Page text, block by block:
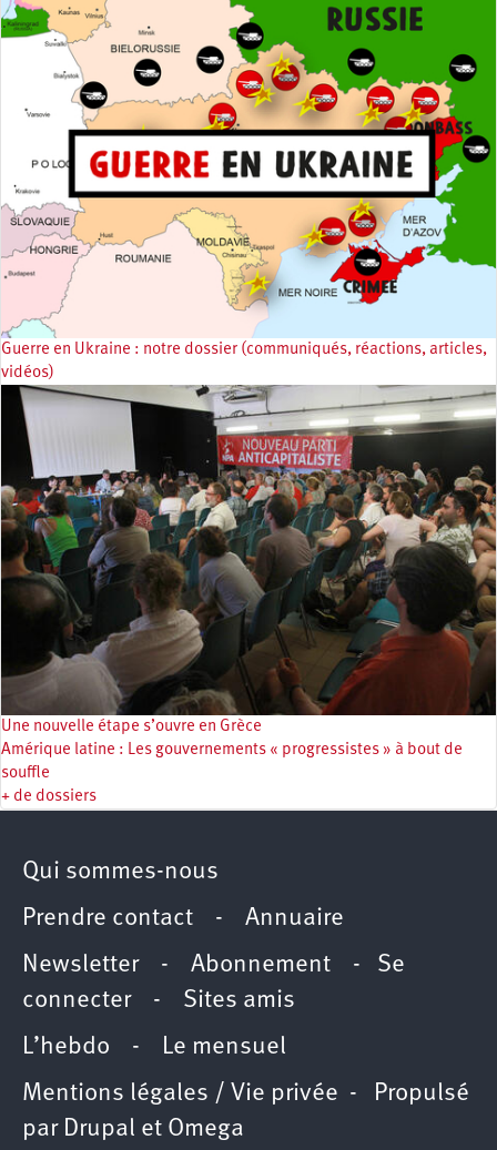
Guerre en Ukraine : notre dossier (communiqués, réactions, articles,
vidéos)
Une nouvelle étape s’ouvre en Grèce
Amérique latine : Les gouvernements « progressistes » à bout de
souffle
+ de dossiers
Qui sommes-nous
Prendre contact - Annuaire
Newsletter - Abonnement - Se
connecter- Sites amis
L’hebdo - Le mensuel
Mentions légales / Vie privée - Propulsé
par Drupal et Omega